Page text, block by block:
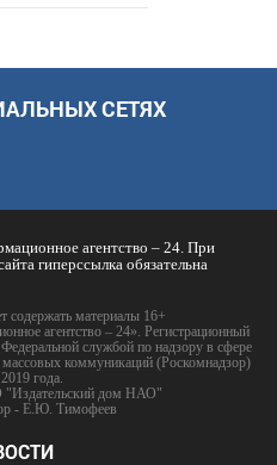
СЕТЯХ
агентство – 24. При
гиперссылка обязательна
содержать материалы 16+
агентство – 24». Регистрационный
службой по надзору в сфере
коммуникаций (Роскомнадзор)
года.
дом НАО"
- Е.Ю. Тимофеев